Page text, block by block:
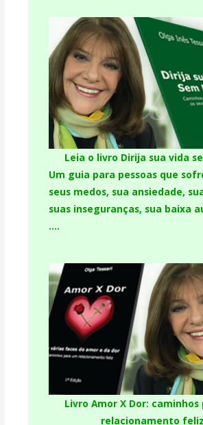
Leia o livro Dirija sua vida
Um guia para pessoas que
seus medos, sua ansiedade,
suas inseguranças, sua baixa
….
Livro Amor X Dor: caminhos
relacionamento